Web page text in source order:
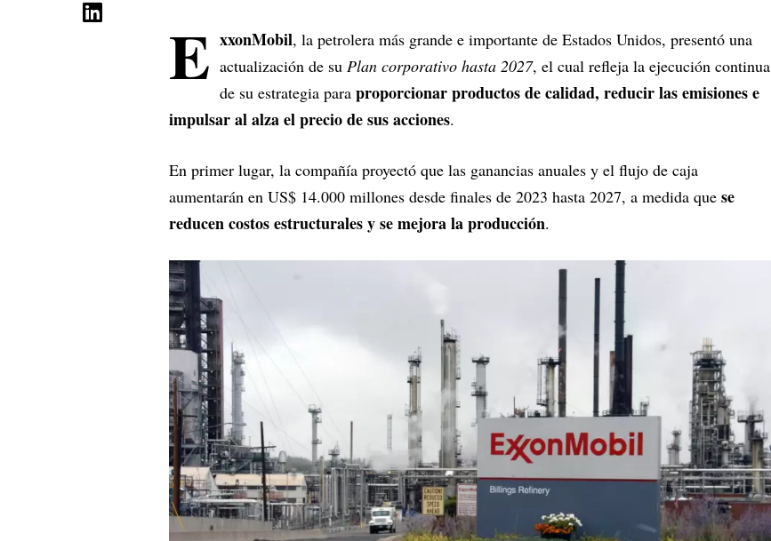
E xxonMobil, la petrolera más grande e importante de Estados Unidos, presentó una
actualización de su Plan corporativo hasta 2027, el cual refleja la ejecución continua
de su estrategia para proporcionar productos de calidad, reducir las emisiones e
impulsar al alza el precio de sus acciones.
En primer lugar, la compañía proyectó que las ganancias anuales y el flujo de caja
aumentarán en US$ 14.000 millones desde finales de 2023 hasta 2027, a medida que se
reducen costos estructurales y se mejora la producción.